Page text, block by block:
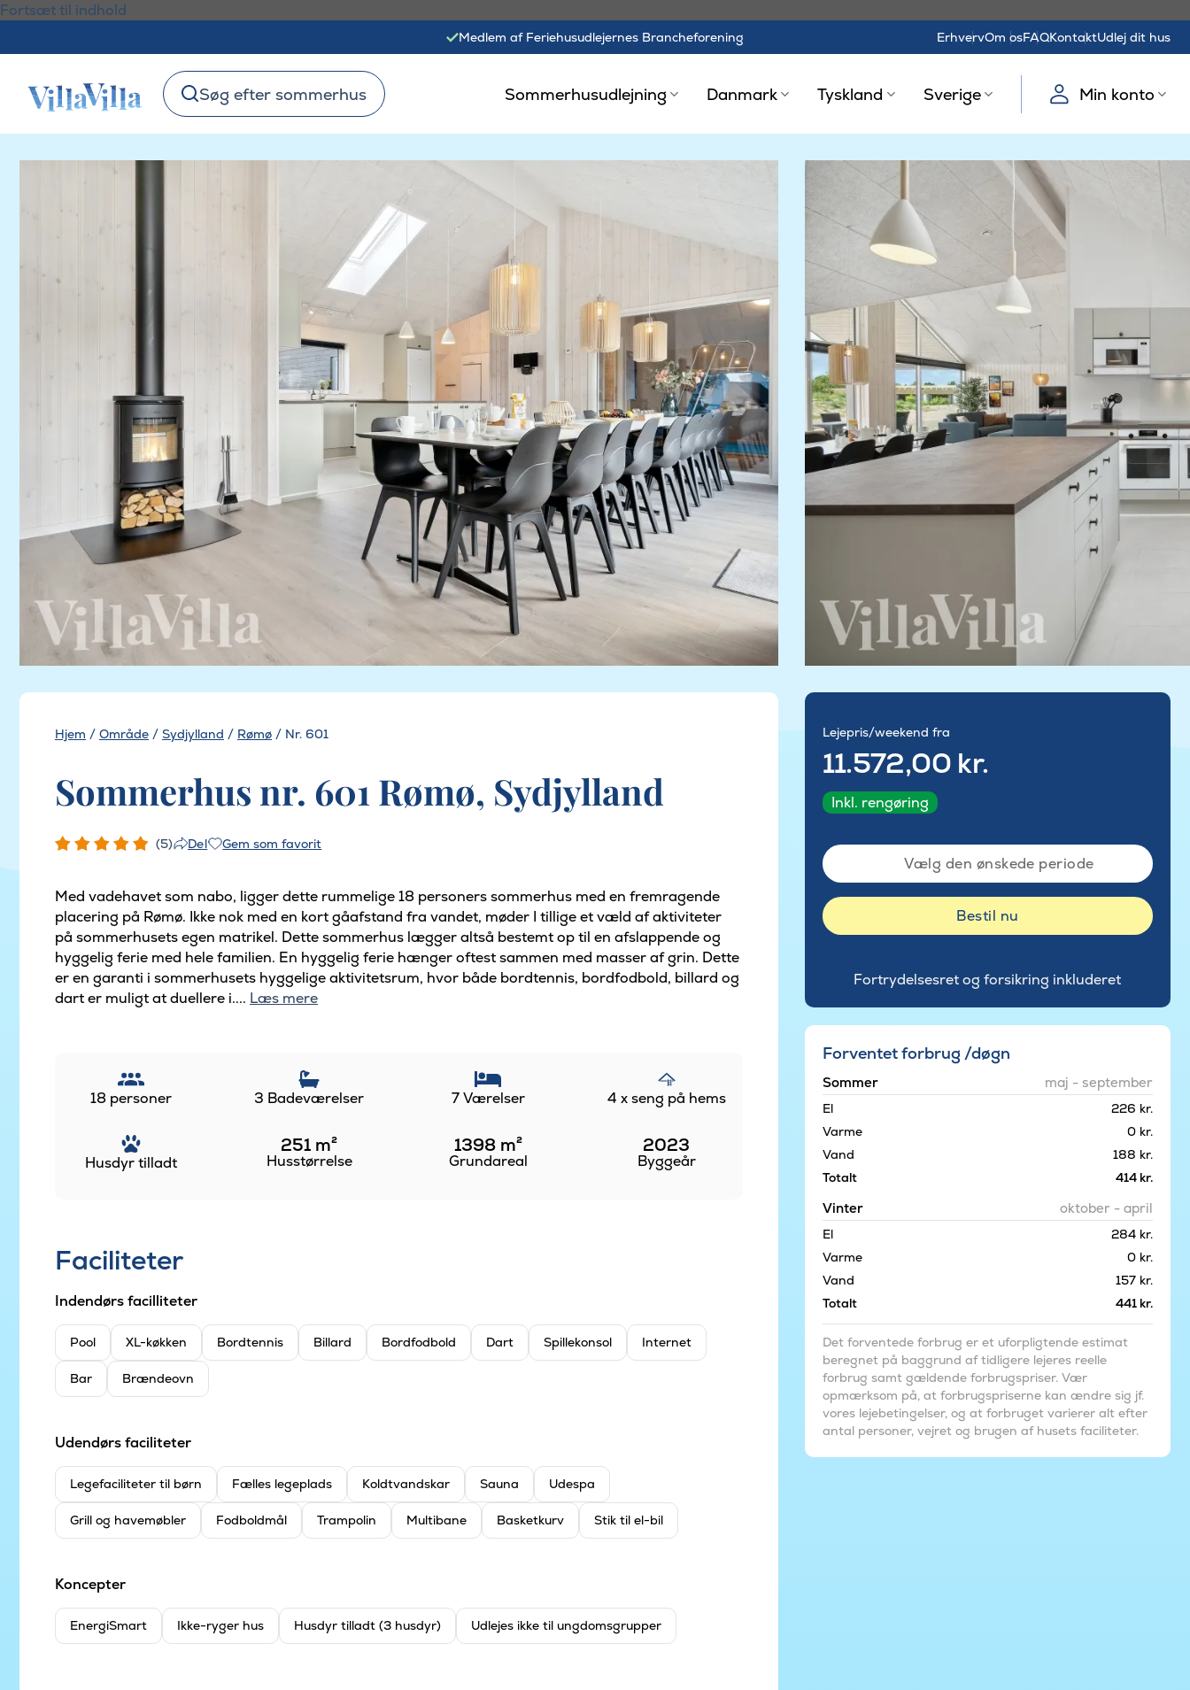
Fortsæt til indhold
Medlem af Feriehusudlejernes Brancheforening ErhvervOm osFAQKontaktUdlej dit hus
Søg efter sommerhus Sommerhusudlejning Danmark Tyskland Sverige Min konto
Hjem / Område / Sydjylland / Rømø / Nr. 601
Sommerhus nr. 601 Rømø, Sydjylland
(5) Del Gem som favorit
Med vadehavet som nabo, ligger dette rummelige 18 personers sommerhus med en fremragende
placering på Rømø. Ikke nok med en kort gåafstand fra vandet, møder I tillige et væld af aktiviteter
på sommerhusets egen matrikel. Dette sommerhus lægger altså bestemt op til en afslappende og
hyggelig ferie med hele familien. En hyggelig ferie hænger oftest sammen med masser af grin. Dette
er en garanti i sommerhusets hyggelige aktivitetsrum, hvor både bordtennis, bordfodbold, billard og
dart er muligt at duellere i.... Læs mere
18 personer 3 Badeværelser 7 Værelser 4 x seng på hems
Husdyr tilladt
251 m²
Husstørrelse
1398 m²
Grundareal
2023
Byggeår
Faciliteter
Indendørs facilliteter
Pool XL-køkken Bordtennis Billard Bordfodbold Dart Spillekonsol Internet
Bar Brændeovn
Udendørs faciliteter
Legefaciliteter til børn Fælles legeplads Koldtvandskar Sauna Udespa
Grill og havemøbler Fodboldmål Trampolin Multibane Basketkurv Stik til el-bil
Koncepter
EnergiSmart Ikke-ryger hus Husdyr tilladt (3 husdyr) Udlejes ikke til ungdomsgrupper
Lejepris/weekend fra
11.572,00 kr.
Inkl. rengøring
Vælg den ønskede periode
Bestil nu
Fortrydelsesret og forsikring inkluderet
Forventet forbrug /døgn
Sommer maj - september
El
226 kr.
Varme
0 kr.
Vand
188 kr.
Totalt
414 kr.
Vinter oktober - april
El
284 kr.
Varme
0 kr.
Vand
157 kr.
Totalt
441 kr.
Det forventede forbrug er et uforpligtende estimat
beregnet på baggrund af tidligere lejeres reelle
forbrug samt gældende forbrugspriser. Vær
opmærksom på, at forbrugspriserne kan ændre sig jf.
vores lejebetingelser, og at forbruget varierer alt efter
antal personer, vejret og brugen af husets faciliteter.